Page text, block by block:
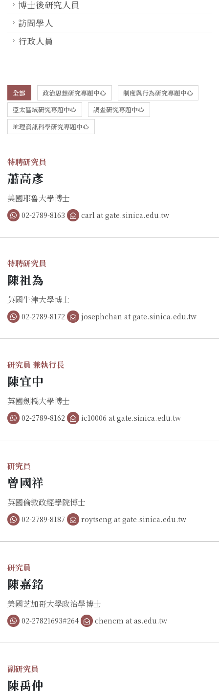
博士後研究人員
訪問學人
行政人員
全部 政治思想研究專題中心
制度與行為研究專題中心
亞太區域研究專題中心
調查研究專題中心
地理資訊科學研究專題中心
特聘研究員
蕭高彥
美國耶魯大學博士
02-2789-8163 carl at gate.sinica.edu.tw
特聘研究員
陳祖為
英國牛津大學博士
02-2789-8172 josephchan at gate.sinica.edu.tw
研究員 兼執行長
陳宜中
英國劍橋大學博士
02-2789-8162 ic10006 at gate.sinica.edu.tw
研究員
曾國祥
英國倫敦政經學院博士
02-2789-8187 roytseng at gate.sinica.edu.tw
研究員
陳嘉銘
美國芝加哥大學政治學博士
02-27821693#264 chencm at as.edu.tw
副研究員
陳禹仲